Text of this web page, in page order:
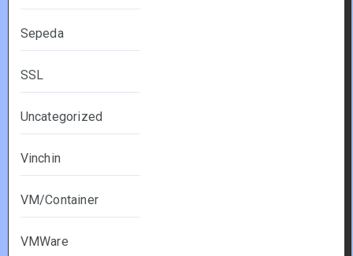
Sepeda
SSL
Uncategorized
Vinchin
VM/Container
VMWare